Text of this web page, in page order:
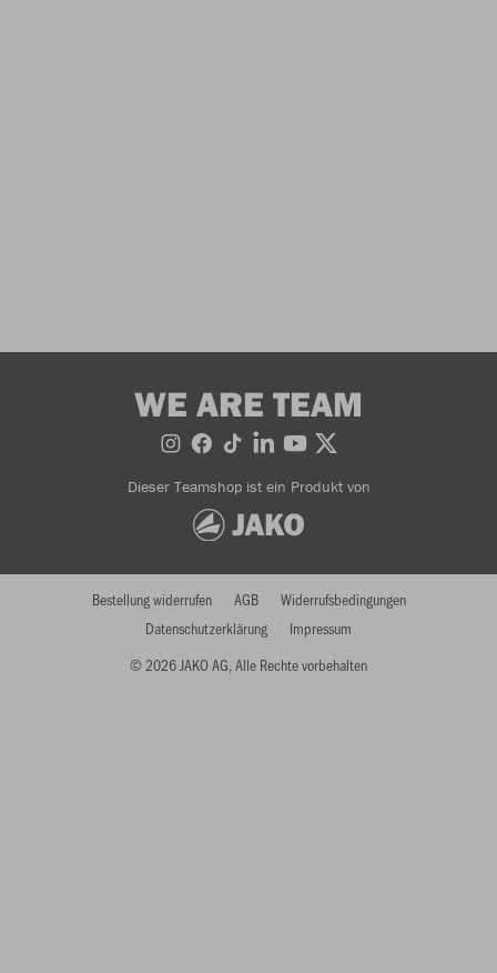
WE ARE TEAM
Dieser Teamshop ist ein Produkt von
© 2026 JAKO AG, Alle Rechte vorbehalten
Bestellung widerrufen AGB
Widerrufsbedingungen
Datenschutzerklärung
Impressum